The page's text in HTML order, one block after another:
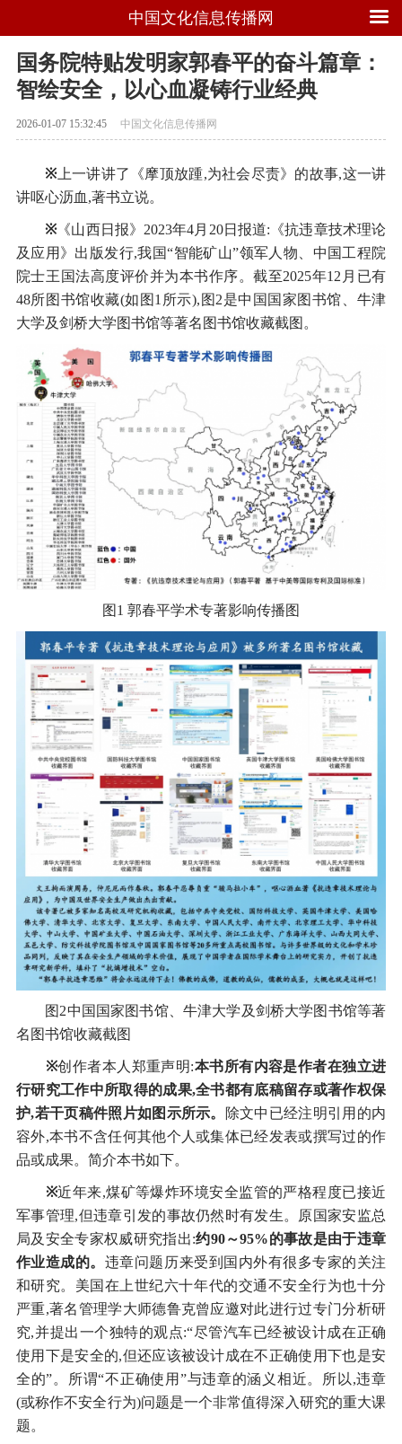
中国文化信息传播网
国务院特贴发明家郭春平的奋斗篇章：
智绘安全，以心血凝铸行业经典
2026-01-07 15:32:45 中国文化信息传播网
※上一讲讲了《摩顶放踵,为社会尽责》的故事,这一讲
讲呕心沥血,著书立说。
※《山西日报》2023年4月20日报道:《抗违章技术理论
及应用》出版发行,我国“智能矿山”领军人物、中国工程院
院士王国法高度评价并为本书作序。截至2025年12月已有
48所图书馆收藏(如图1所示),图2是中国国家图书馆、牛津
大学及剑桥大学图书馆等著名图书馆收藏截图。
图1 郭春平学术专著影响传播图
图2中国国家图书馆、牛津大学及剑桥大学图书馆等著
名图书馆收藏截图
※创作者本人郑重声明:本书所有内容是作者在独立进
行研究工作中所取得的成果,全书都有底稿留存或著作权保
护,若干页稿件照片如图示所示。
除文中已经注明引用的内
容外,本书不含任何其他个人或集体已经发表或撰写过的作
品或成果。简介本书如下。
※近年来,煤矿等爆炸环境安全监管的严格程度已接近
军事管理,但违章引发的事故仍然时有发生。原国家安监总
局及安全专家权威研究指出:约90～95%的事故是由于违章
作业造成的。 违章问题历来受到国内外有很多专家的关注
和研究。美国在上世纪六十年代的交通不安全行为也十分
严重,著名管理学大师德鲁克曾应邀对此进行过专门分析研
究,并提出一个独特的观点:“尽管汽车已经被设计成在正确
使用下是安全的,但还应该被设计成在不正确使用下也是安
全的”。所谓“不正确使用”与违章的涵义相近。所以,违章
(或称作不安全行为)问题是一个非常值得深入研究的重大课
题。